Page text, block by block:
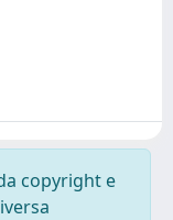
copyright e